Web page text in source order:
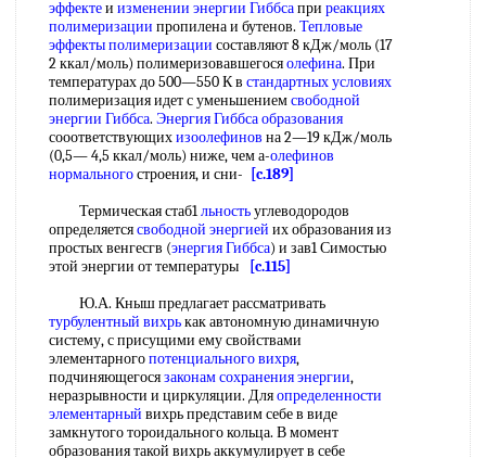
эффектеи изменении энергии Гиббсапри реакциях
полимеризации пропилена и бутенов. Тепловые
эффекты полимеризации составляют 8 кДж/моль (17
2 ккал/моль) полимеризовавшегосяолефина. При
температурах до 500—550 К в стандартных условиях
полимеризация идет с уменьшениемсвободной
энергии Гиббса. Энергия Гиббса образования
сооответствующихизоолефинов на 2—19 кДж/моль
(0,5— 4,5 ккал/моль) ниже, чем а-олефинов
нормальногостроения, и сни-
[c.189]
Термическая стаб1льностьуглеводородов
определяетсясвободной энергией их образования из
простых венгесгв (энергия Гиббса) и зав1 Симостью
этой энергии от температуры
[c.115]
Ю.А. Кныш предлагает рассматривать
турбулентный вихрькак автономную динамичную
систему, с присущими ему свойствами
элементарногопотенциального вихря,
подчиняющегосязаконам сохранения энергии,
неразрывности и циркуляции. Дляопределенности
элементарный вихрь представим себе в виде
замкнутого тороидального кольца. В момент
образования такой вихрь аккумулирует в себе